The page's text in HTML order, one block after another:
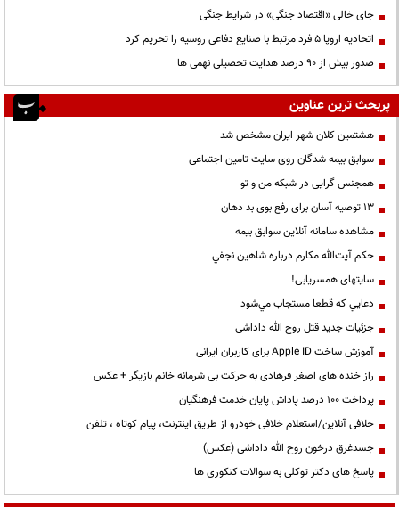
جای خالی «اقتصاد جنگی» در شرایط جنگی
اتحادیه اروپا ۵ فرد مرتبط با صنایع دفاعی روسیه را تحریم کرد
صدور بیش از ۹۰ درصد هدایت تحصیلی نهمی ها
پربحث ترین عناوین
هشتمین کلان شهر ایران مشخص شد
سوابق بیمه شدگان روی سایت تامین اجتماعی
همجنس گرایی در شبکه من و تو
13 توصیه آسان برای رفع بوی بد دهان
مشاهده سامانه آنلاين سوابق بیمه
حكم آيت‌الله مكارم درباره شاهين نجفي
سایتهای همسریابی!
دعايي كه قطعا مستجاب مي‌شود
جزئیات جدید قتل روح الله داداشی
آموزش ساخت Apple ID برای کاربران ایرانی
راز خنده های اصغر فرهادی به حرکت بی شرمانه خانم بازیگر + عکس
پرداخت ۱۰۰ درصد پاداش پایان خدمت فرهنگیان
خلافی آنلاین/استعلام خلافی خودرو از طریق اینترنت، پیام کوتاه ، تلفن
جسدغرق درخون روح الله داداشی (عکس)
پاسخ های دکتر توکلی به سوالات کنکوری ها